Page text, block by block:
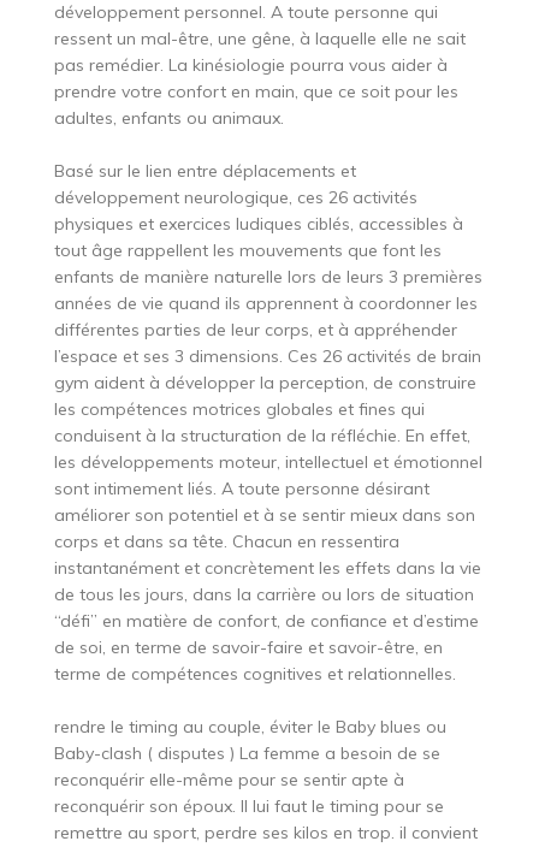
développement personnel. A toute personne qui
ressent un mal-être, une gêne, à laquelle elle ne sait
pas remédier. La kinésiologie pourra vous aider à
prendre votre confort en main, que ce soit pour les
adultes, enfants ou animaux.
Basé sur le lien entre déplacements et
développement neurologique, ces 26 activités
physiques et exercices ludiques ciblés, accessibles à
tout âge rappellent les mouvements que font les
enfants de manière naturelle lors de leurs 3 premières
années de vie quand ils apprennent à coordonner les
différentes parties de leur corps, et à appréhender
l’espace et ses 3 dimensions. Ces 26 activités de brain
gym aident à développer la perception, de construire
les compétences motrices globales et fines qui
conduisent à la structuration de la réfléchie. En effet,
les développements moteur, intellectuel et émotionnel
sont intimement liés. A toute personne désirant
améliorer son potentiel et à se sentir mieux dans son
corps et dans sa tête. Chacun en ressentira
instantanément et concrètement les effets dans la vie
de tous les jours, dans la carrière ou lors de situation
“défi” en matière de confort, de confiance et d’estime
de soi, en terme de savoir-faire et savoir-être, en
terme de compétences cognitives et relationnelles.
rendre le timing au couple, éviter le Baby blues ou
Baby-clash ( disputes ) La femme a besoin de se
reconquérir elle-même pour se sentir apte à
reconquérir son époux. Il lui faut le timing pour se
remettre au sport, perdre ses kilos en trop. il convient